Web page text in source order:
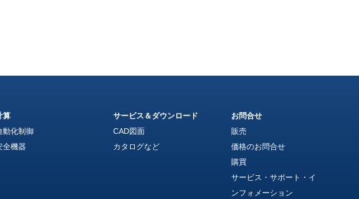
算
動化制御
全機器
サービス＆ダウンロード
CAD図面
カタログなど
お問合せ
販売
価格のお問合せ
購買
サービス・サポート・イ
ンフォメーション